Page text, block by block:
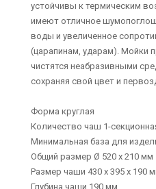
устойчивы к термическим
имеют отличное
воды и увеличенное
(царапинам, ударам). Мойки
чистятся неабразивными
сохраняя свой цвет и
Форма круглая
Количество чаш 1-
Минимальная база для
Общий размер Ø 520 х 210 мм
Размер чаши 430 х 395 х 190
Глубина чаши 190 мм